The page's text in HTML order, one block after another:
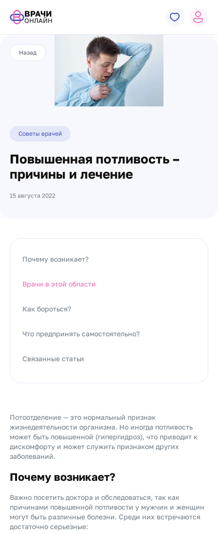
ВРАЧИ
ОНЛАЙН
Советы врачей
Повышенная потливость –
причины и лечение
15 августа 2022
Потоотделение — это нормальный признак
жизнедеятельности организма. Но иногда потливость
может быть повышенной (гипергидроз), что приводит к
дискомфорту и может служить признаком других
заболеваний.
Почему возникает?
Важно посетить доктора и обследоваться, так как
причинами повышенной потливости у мужчин и женщин
могут быть различные болезни. Среди них встречаются
достаточно серьезные:
Почему возникает?
Врачи в этой области
Как бороться?
Что предпринять самостоятельно?
Связанные статьи
Назад